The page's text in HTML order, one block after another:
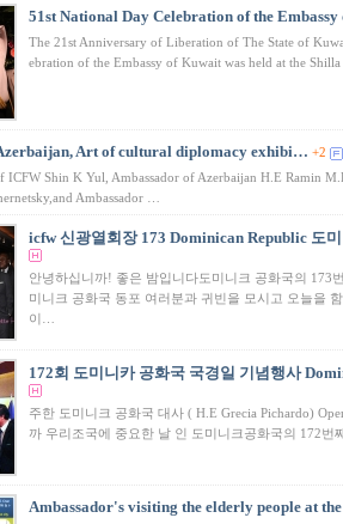
51st National Day Celebration of the
The 21st Anniversary of Liberation of The State of
ebration of the Embassy of Kuwait was held at the
Art of cultural diplomacy exhibi… +2
ICFW Shin K Yul, Ambassador of Azerbaijan H.E Ramin
Ambassador …
icfw 신광열회장 173 Dominican Republic 도
안녕하십니까! 좋은 밤입니다도미니크 공화국의 173
미니크 공화국 동포 여러분과 귀빈을 모시고 오늘을
이…
172회 도미니카 공화국 국경일 기념행사
주한 도미니크 공화국 대사 ( H.E Grecia Pichardo)
까 우리조국에 중요한 날 인 도미니크공화국의 172
Ambassador's visiting the elderly people at